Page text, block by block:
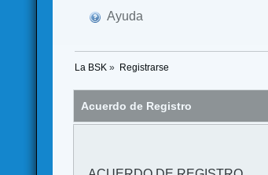
Ayuda
La BSK » Registrarse
Acuerdo de Registro